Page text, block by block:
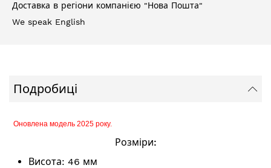
Доставка в регіони компанією "Нова Пошта"
We speak English
Подробиці
Оновлена модель 2025 року.
Розміри:
Висота: 46 мм